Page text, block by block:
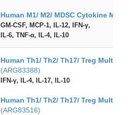
Human M1/ M2/ MDSC Cytokine
GM-CSF, MCP-1, IL-12, IFN-γ,
IL-6, TNF-α, IL-4, IL-10
Human Th1/ Th2/ Th17/ Treg Multiplex
(ARG83388)
IFN-γ, IL-4, IL-17, IL-10
Human Th1/ Th2/ Th17/ Treg Multiplex
(ARG83516)